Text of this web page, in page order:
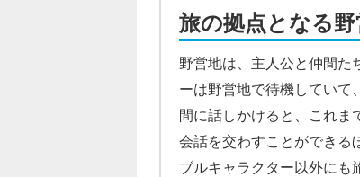
旅の拠点となる野
野営地は、主人公と仲間た
ーは野営地で待機していて
間に話しかけると、これま
会話を交わすことができる
ブルキャラクター以外にも